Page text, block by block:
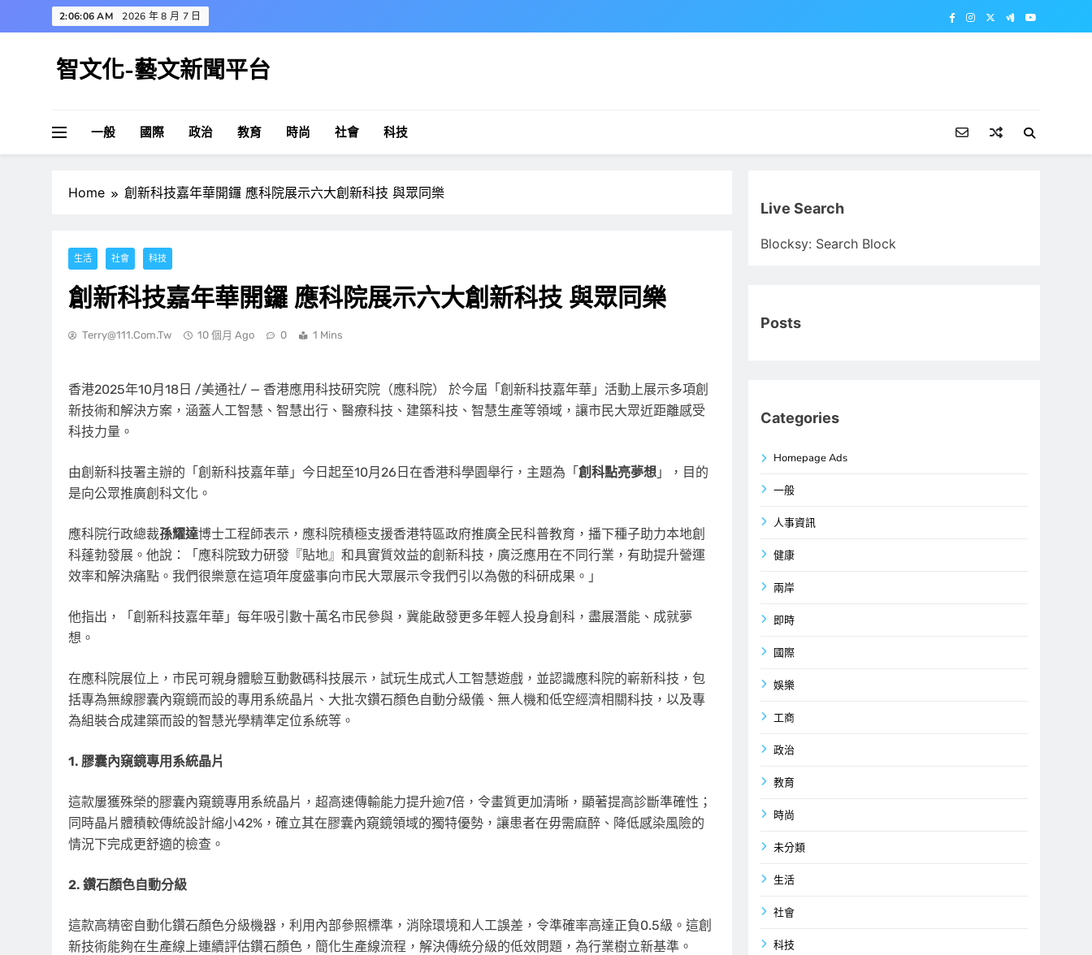
to
2:06:07 AM 2026 年 8 月 7 日
智文化-藝文新聞平台
一般 國際 政治 教育 時尚 社會 科技
Home 創新科技嘉年華開鑼 應科院展示六大創新科技 與眾同樂
生活 社會 科技
創新科技嘉年華開鑼 應科院展示六大創新科技 與眾同樂
Terry@111.com.tw 10 個月 Ago 0 1 Mins
香港2025年10月18日 /美通社/ — 香港應用科技研究院（應科院） 於今屆「創新科技嘉年華」活動上展示多項創
新技術和解決方案，涵蓋人工智慧、智慧出行、醫療科技、建築科技、智慧生產等領域，讓市民大眾近距離感受
科技力量。
由創新科技署主辦的「創新科技嘉年華」今日起至10月26日在香港科學園舉行，主題為「 創科點亮夢想 」， 目的
是向公眾推廣創科文化。
應科院行政總裁孫耀達博士工程師表示，應科院積極支援香港特區政府推廣全民科普教育，播下種子助力本地創
科蓬勃發展。他說：「應科院致力研發『貼地』和具實質效益的創新科技，廣泛應用在不同行業，有助提升營運
效率和解決痛點。我們很樂意在這項年度盛事向市民大眾展示令我們引以為傲的科研成果。」
他指出，「創新科技嘉年華」每年吸引數十萬名市民參與，冀能啟發更多年輕人投身創科，盡展潛能、成就夢
想。
在應科院展位上，市民可親身體驗互動數碼科技展示，試玩生成式人工智慧遊戲，並認識應科院的嶄新科技，包
括專為無線膠囊內窺鏡而設的專用系統晶片、大批次鑽石顏色自動分級儀、無人機和低空經濟相關科技，以及專
為組裝合成建築而設的智慧光學精準定位系統等。
1. 膠囊內窺鏡專用系統晶片
這款屢獲殊榮的膠囊內窺鏡專用系統晶片，超高速傳輸能力提升逾7倍，令畫質更加清晰，顯著提高診斷準確性；
同時晶片體積較傳統設計縮小42%，確立其在膠囊內窺鏡領域的獨特優勢，讓患者在毋需麻醉、降低感染風險的
情況下完成更舒適的檢查。
2. 鑽石顏色自動分級
這款高精密自動化鑽石顏色分級機器，利用內部參照標準，消除環境和人工誤差，令準確率高達正負0.5級。這創
新技術能夠在生產線上連續評估鑽石顏色，簡化生產線流程，解決傳統分級的低效問題，為行業樹立新基準。
Live Search
Blocksy: Search Block
Posts
Categories
Homepage Ads
一般
人事資訊
健康
兩岸
即時
國際
娛樂
工商
政治
教育
時尚
未分類
生活
社會
科技